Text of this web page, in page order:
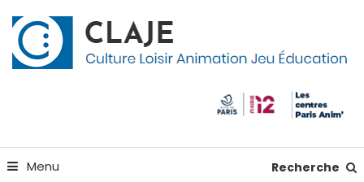
To
Content
Menu Recherche